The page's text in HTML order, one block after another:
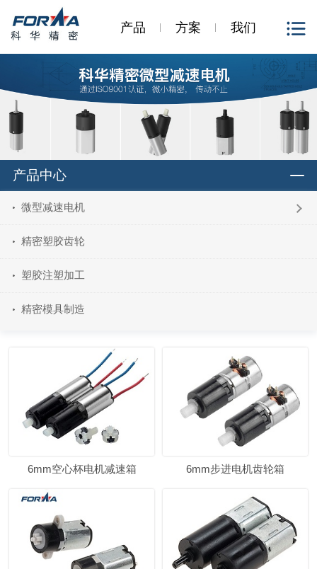
产品 方案 我们
产品中心
微型减速电机
精密塑胶齿轮
塑胶注塑加工
精密模具制造
6mm空心杯电机减速箱 6mm步进电机齿轮箱